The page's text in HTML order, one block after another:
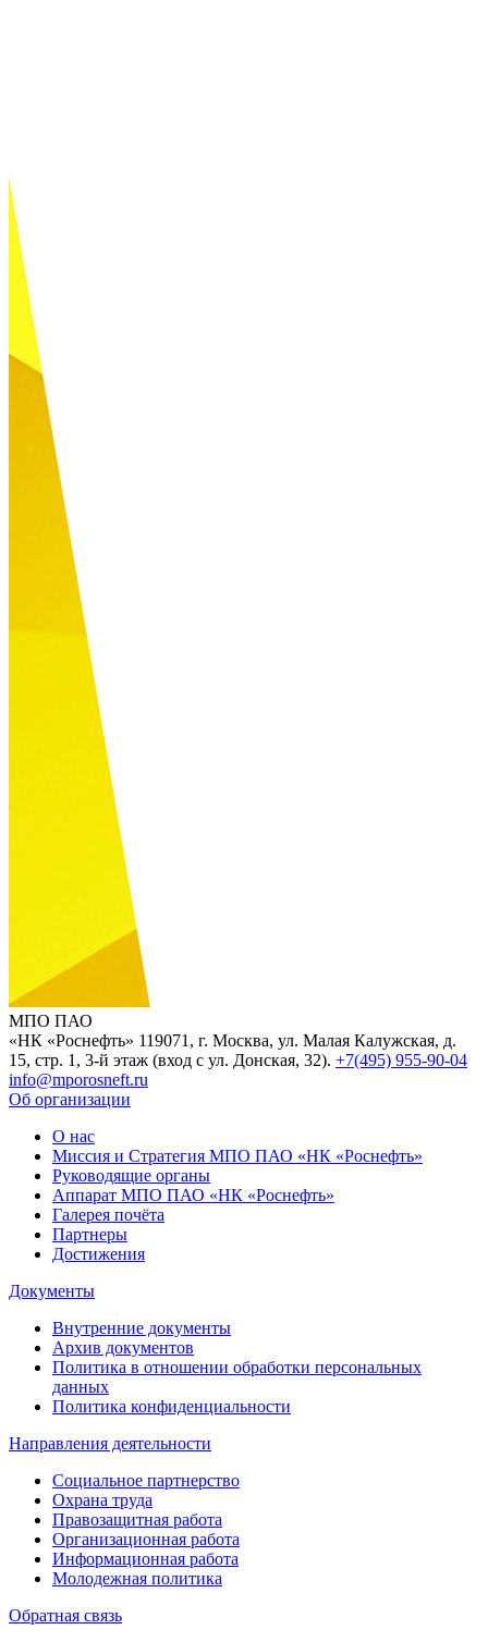
МПО ПАО
«НК «Роснефть» 119071, г. Москва, ул. Малая Калужская, д.
15, стр. 1, 3-й этаж (вход с ул. Донская, 32). +7(495) 955-90-04
info@mporosneft.ru
Об организации
О нас
Миссия и Стратегия МПО ПАО «НК «Роснефть»
Руководящие органы
Аппарат МПО ПАО «НК «Роснефть»
Галерея почёта
Партнеры
Достижения
Документы
Внутренние документы
Архив документов
Политика в отношении обработки персональных
данных
Политика конфиденциальности
Направления деятельности
Социальное партнерство
Охрана труда
Правозащитная работа
Организационная работа
Информационная работа
Молодежная политика
Обратная связь